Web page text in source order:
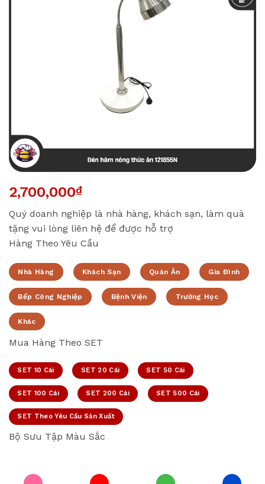
2,700,000₫
Quý doanh nghiệp là nhà hàng, khách sạn, làm quà
tặng vui lòng liên hệ để được hỗ trợ
Hàng Theo Yêu Cầu
Nhà Hàng Khách Sạn Quán Ăn Gia Đình
Bếp Công Nghiệp Bệnh Viện Trường Học
Khác
Mua Hàng Theo SET
SET 10 Cái SET 20 Cái SET 50 Cái
SET 100 Cái SET 200 Cái SET 500 Cái
SET Theo Yêu Cầu Sản Xuất
Bộ Sưu Tập Màu Sắc